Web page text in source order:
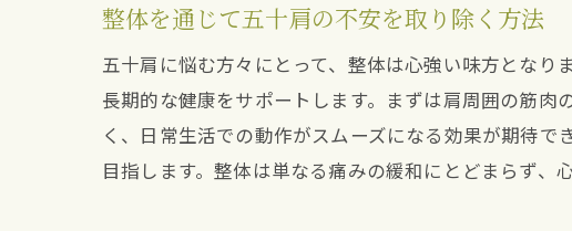
宝塚
整体を通じて五十肩の不安を取り除く方法
五十肩に悩む方々にとって、整体は心強い味方となり
長期的な健康をサポートします。まずは肩周囲の筋
く、日常生活での動作がスムーズになる効果が期待
目指します。整体は単なる痛みの緩和にとどまらず、